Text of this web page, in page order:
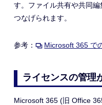
す。ファイル共有や共同
つなげられます。
参考： Microsoft 365 で
ライセンスの管理
Microsoft 365 (旧 Office